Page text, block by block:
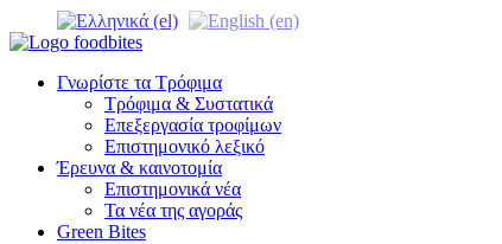
Γνωρίστε τα Τρόφιμα
Τρόφιμα & Συστατικά
Επεξεργασία τροφίμων
Επιστημονικό λεξικό
Έρευνα & καινοτομία
Επιστημονικά νέα
Τα νέα της αγοράς
Green Bites